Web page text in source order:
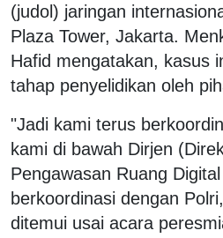
(judol) jaringan
Plaza Tower, Jakarta.
Hafid mengatakan, kasus
tahap penyelidikan oleh
"Jadi kami terus
kami di bawah Dirjen
Pengawasan Ruang
berkoordinasi dengan
ditemui usai acara